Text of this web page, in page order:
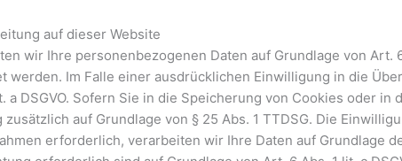
auf dieser Website
wir Ihre personenbezogenen Daten auf Grundlage von Art.
werden. Im Falle einer ausdrücklichen Einwilligung in die
DSGVO. Sofern Sie in die Speicherung von Cookies oder
auf Grundlage von § 25 Abs. 1 TTDSG. Die
erforderlich, verarbeiten wir Ihre Daten auf Grundlage